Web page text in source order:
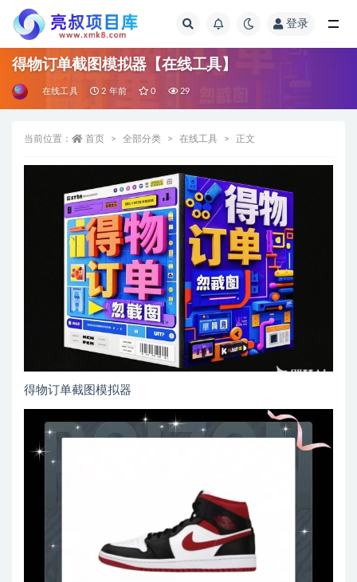
登录
得物订单截图模拟器【在线工具】
在线工具 2 年前 0 29
当前位置： 首页 全部分类 在线工具 正文
得物订单截图模拟器